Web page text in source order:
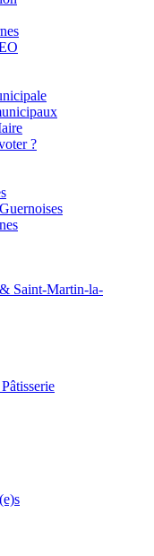
?
Saint-Martin-la-